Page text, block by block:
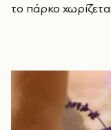
το πάρκο